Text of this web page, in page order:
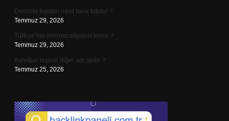
Denizde kıyıdan nasıl balık tutulur ?
Temmuz 29, 2026
Türkiye’nin internet altyapısı kimin ?
Temmuz 29, 2026
Kehribar taşının diğer adı nedir ?
Temmuz 25, 2026